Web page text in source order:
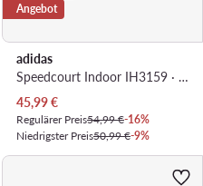
Angebot
adidas
Speedcourt Indoor IH3159 · Hallenschuhe
Aktueller Preis
45,99€
Regulärer Preis54,99 €-16%
Niedrigster Preis50,99 €-9%